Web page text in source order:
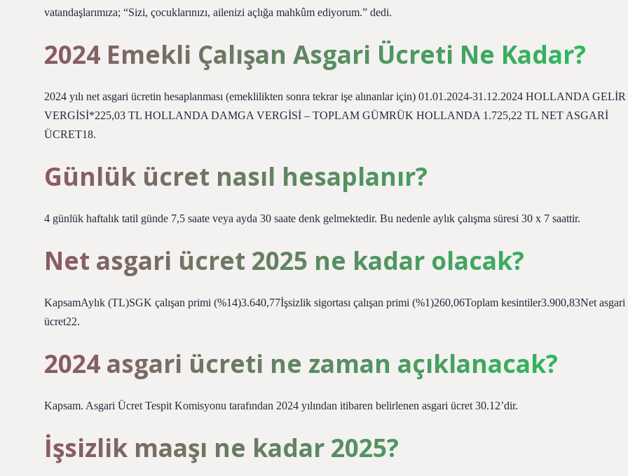
vatandaşlarımıza; “Sizi, çocuklarınızı, ailenizi açlığa mahkûm ediyorum.” dedi.
2024 Emekli Çalışan Asgari Ücreti Ne Kadar?
2024 yılı net asgari ücretin hesaplanması (emeklilikten sonra tekrar işe alınanlar için) 01.01.2024-31.12.2024 HOLLANDA GELİR
VERGİSİ*225,03 TL HOLLANDA DAMGA VERGİSİ – TOPLAM GÜMRÜK HOLLANDA 1.725,22 TL NET ASGARİ
ÜCRET18.
Günlük ücret nasıl hesaplanır?
4 günlük haftalık tatil günde 7,5 saate veya ayda 30 saate denk gelmektedir. Bu nedenle aylık çalışma süresi 30 x 7 saattir.
Net asgari ücret 2025 ne kadar olacak?
KapsamAylık (TL)SGK çalışan primi (%14)3.640,77İşsizlik sigortası çalışan primi (%1)260,06Toplam kesintiler3.900,83Net asgari
ücret22.
2024 asgari ücreti ne zaman açıklanacak?
Kapsam. Asgari Ücret Tespit Komisyonu tarafından 2024 yılından itibaren belirlenen asgari ücret 30.12’dir.
İşsizlik maaşı ne kadar 2025?